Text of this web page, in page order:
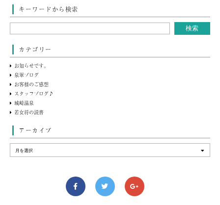
キーワードから検索
カテゴリー
お知らせです。
泉翠ブログ
お客様のご感想
スタッフブログ♪
城崎温泉
若女将の読書
アーカイブ